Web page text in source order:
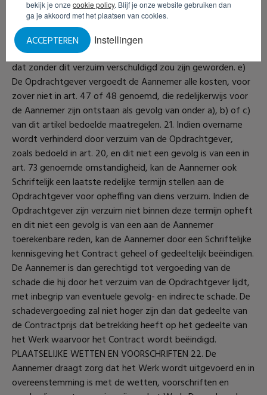
bekijk je onze cookie policy. Blijf je onze website gebruiken dan
ga je akkoord met het plaatsen van cookies.
Instellingen
ACCEPTEREN